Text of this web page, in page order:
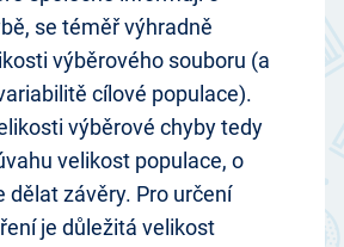
se téměř výhradně
výběrového souboru (a
cílové populace).
výběrové chyby tedy
velikost populace, o
dělat závěry. Pro určení
je důležitá velikost